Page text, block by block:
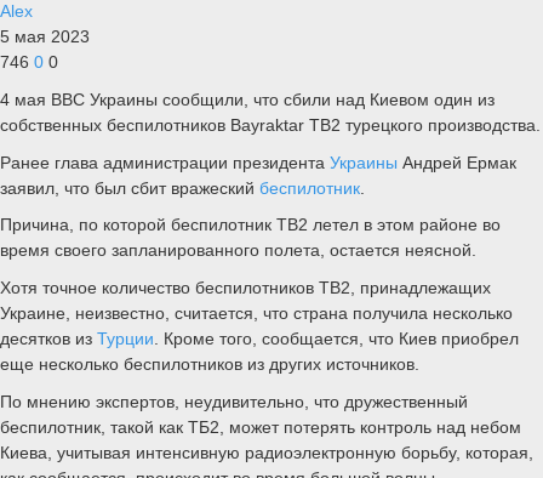
Alex
5 мая 2023
746 0 0
4 мая ВВС Украины сообщили, что сбили над Киевом один из
собственных беспилотников Bayraktar TB2 турецкого производства.
Ранее глава администрации президента Украины Андрей Ермак
заявил, что был сбит вражеский беспилотник
Причина, по которой беспилотник TB2 летел в этом районе во
время своего запланированного полета, остается неясной.
Хотя точное количество беспилотников TB2, принадлежащих
Украине, неизвестно, считается, что страна получила несколько
десятков из Турции. Кроме того, сообщается, что Киев приобрел
еще несколько беспилотников из других источников.
По мнению экспертов, неудивительно, что дружественный
беспилотник, такой как ТБ2, может потерять контроль над небом
Киева, учитывая интенсивную радиоэлектронную борьбу, которая,